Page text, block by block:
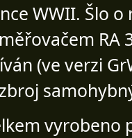
WWII. Šlo
RA
(ve verzi
vyrobeno